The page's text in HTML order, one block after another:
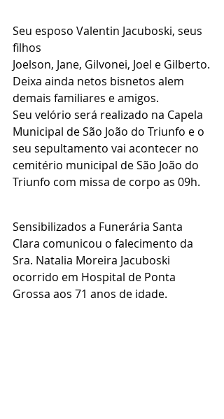
Seu esposo Valentin Jacuboski, seus
filhos
Joelson, Jane, Gilvonei, Joel e Gilberto.
Deixa ainda netos bisnetos alem
demais familiares e amigos.
Seu velório será realizado na Capela
Municipal de São João do Triunfo e o
seu sepultamento vai acontecer no
cemitério municipal de São João do
Triunfo com missa de corpo as 09h.
Sensibilizados a Funerária Santa
Clara comunicou o falecimento da
Sra. Natalia Moreira Jacuboski
ocorrido em Hospital de Ponta
Grossa aos 71 anos de idade.